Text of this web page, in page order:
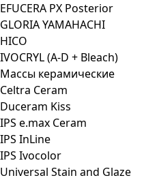
EFUCERA PX Posterior
GLORIA YAMAHACHI
HICO
IVOCRYL (A-D + Bleach)
Массы керамические
Celtra Ceram
Duceram Kiss
IPS e.max Ceram
IPS InLine
IPS Ivocolor
Universal Stain and Glaze